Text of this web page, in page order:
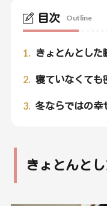
目次 Outline
1. きょとんとした
2. 寝ていなくて
3. 冬ならではの幸
きょとんと